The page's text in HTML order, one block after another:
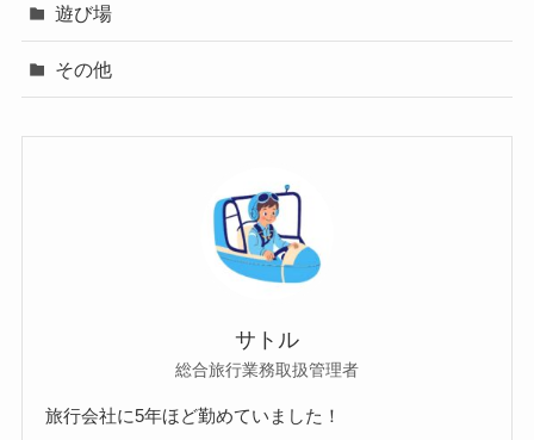
遊び場
その他
サトル
総合旅行業務取扱管理者
旅行会社に5年ほど勤めていました！